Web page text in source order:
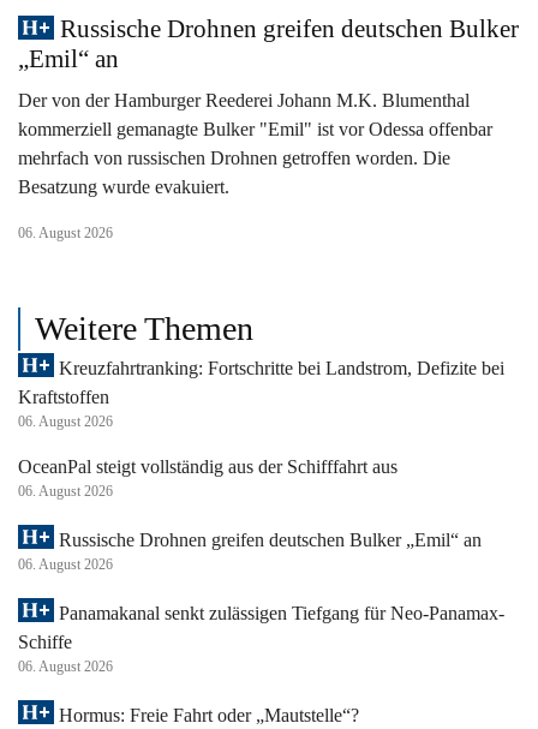
Russische Drohnen greifen deutschen Bulker
„Emil“ an
Der von der Hamburger Reederei Johann M.K. Blumenthal
kommerziell gemanagte Bulker "Emil" ist vor Odessa offenbar
mehrfach von russischen Drohnen getroffen worden. Die
Besatzung wurde evakuiert.
06. August 2026
Weitere Themen
Kreuzfahrtranking: Fortschritte bei Landstrom, Defizite bei
Kraftstoffen
06. August 2026
OceanPal steigt vollständig aus der Schifffahrt aus
06. August 2026
Russische Drohnen greifen deutschen Bulker „Emil“ an
06. August 2026
Panamakanal senkt zulässigen Tiefgang für Neo-Panamax-
Schiffe
06. August 2026
Hormus: Freie Fahrt oder „Mautstelle“?